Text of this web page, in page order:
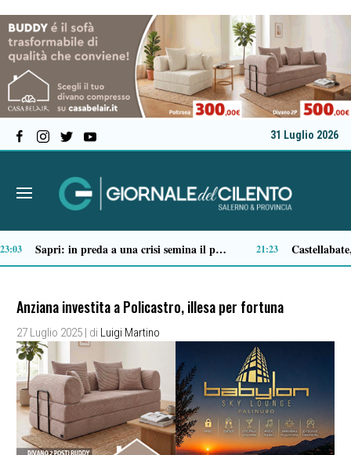
31 Luglio 2026
Ascea, nuova giunta per Sansone: Filippo Dragone vicesindaco, Egidio Criscuolo assessore ai Lavori Pubblici 14:51 Tortorella celebra la Fiera di San Basilio: tra antichi mestieri, bestiame e la musica della Bandabardò
Anziana investita a Policastro, illesa per fortuna
27 Luglio 2025 | di Luigi Martino